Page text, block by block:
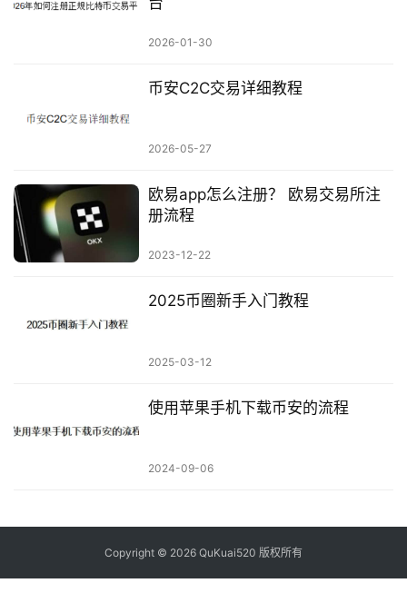
2026-01-30
币安C2C交易详细教程
2026-05-27
欧易app怎么注册？ 欧易交易所注
册流程
2023-12-22
2025币圈新手入门教程
2025-03-12
使用苹果手机下载币安的流程
2024-09-06
Copyright © 2026 QuKuai520 版权所有